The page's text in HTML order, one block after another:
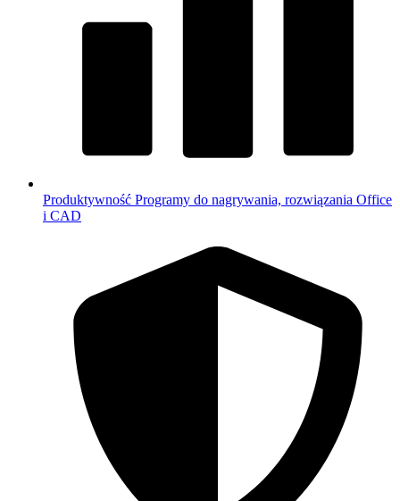
Produktywność Programy do nagrywania, rozwiązania Office
i CAD